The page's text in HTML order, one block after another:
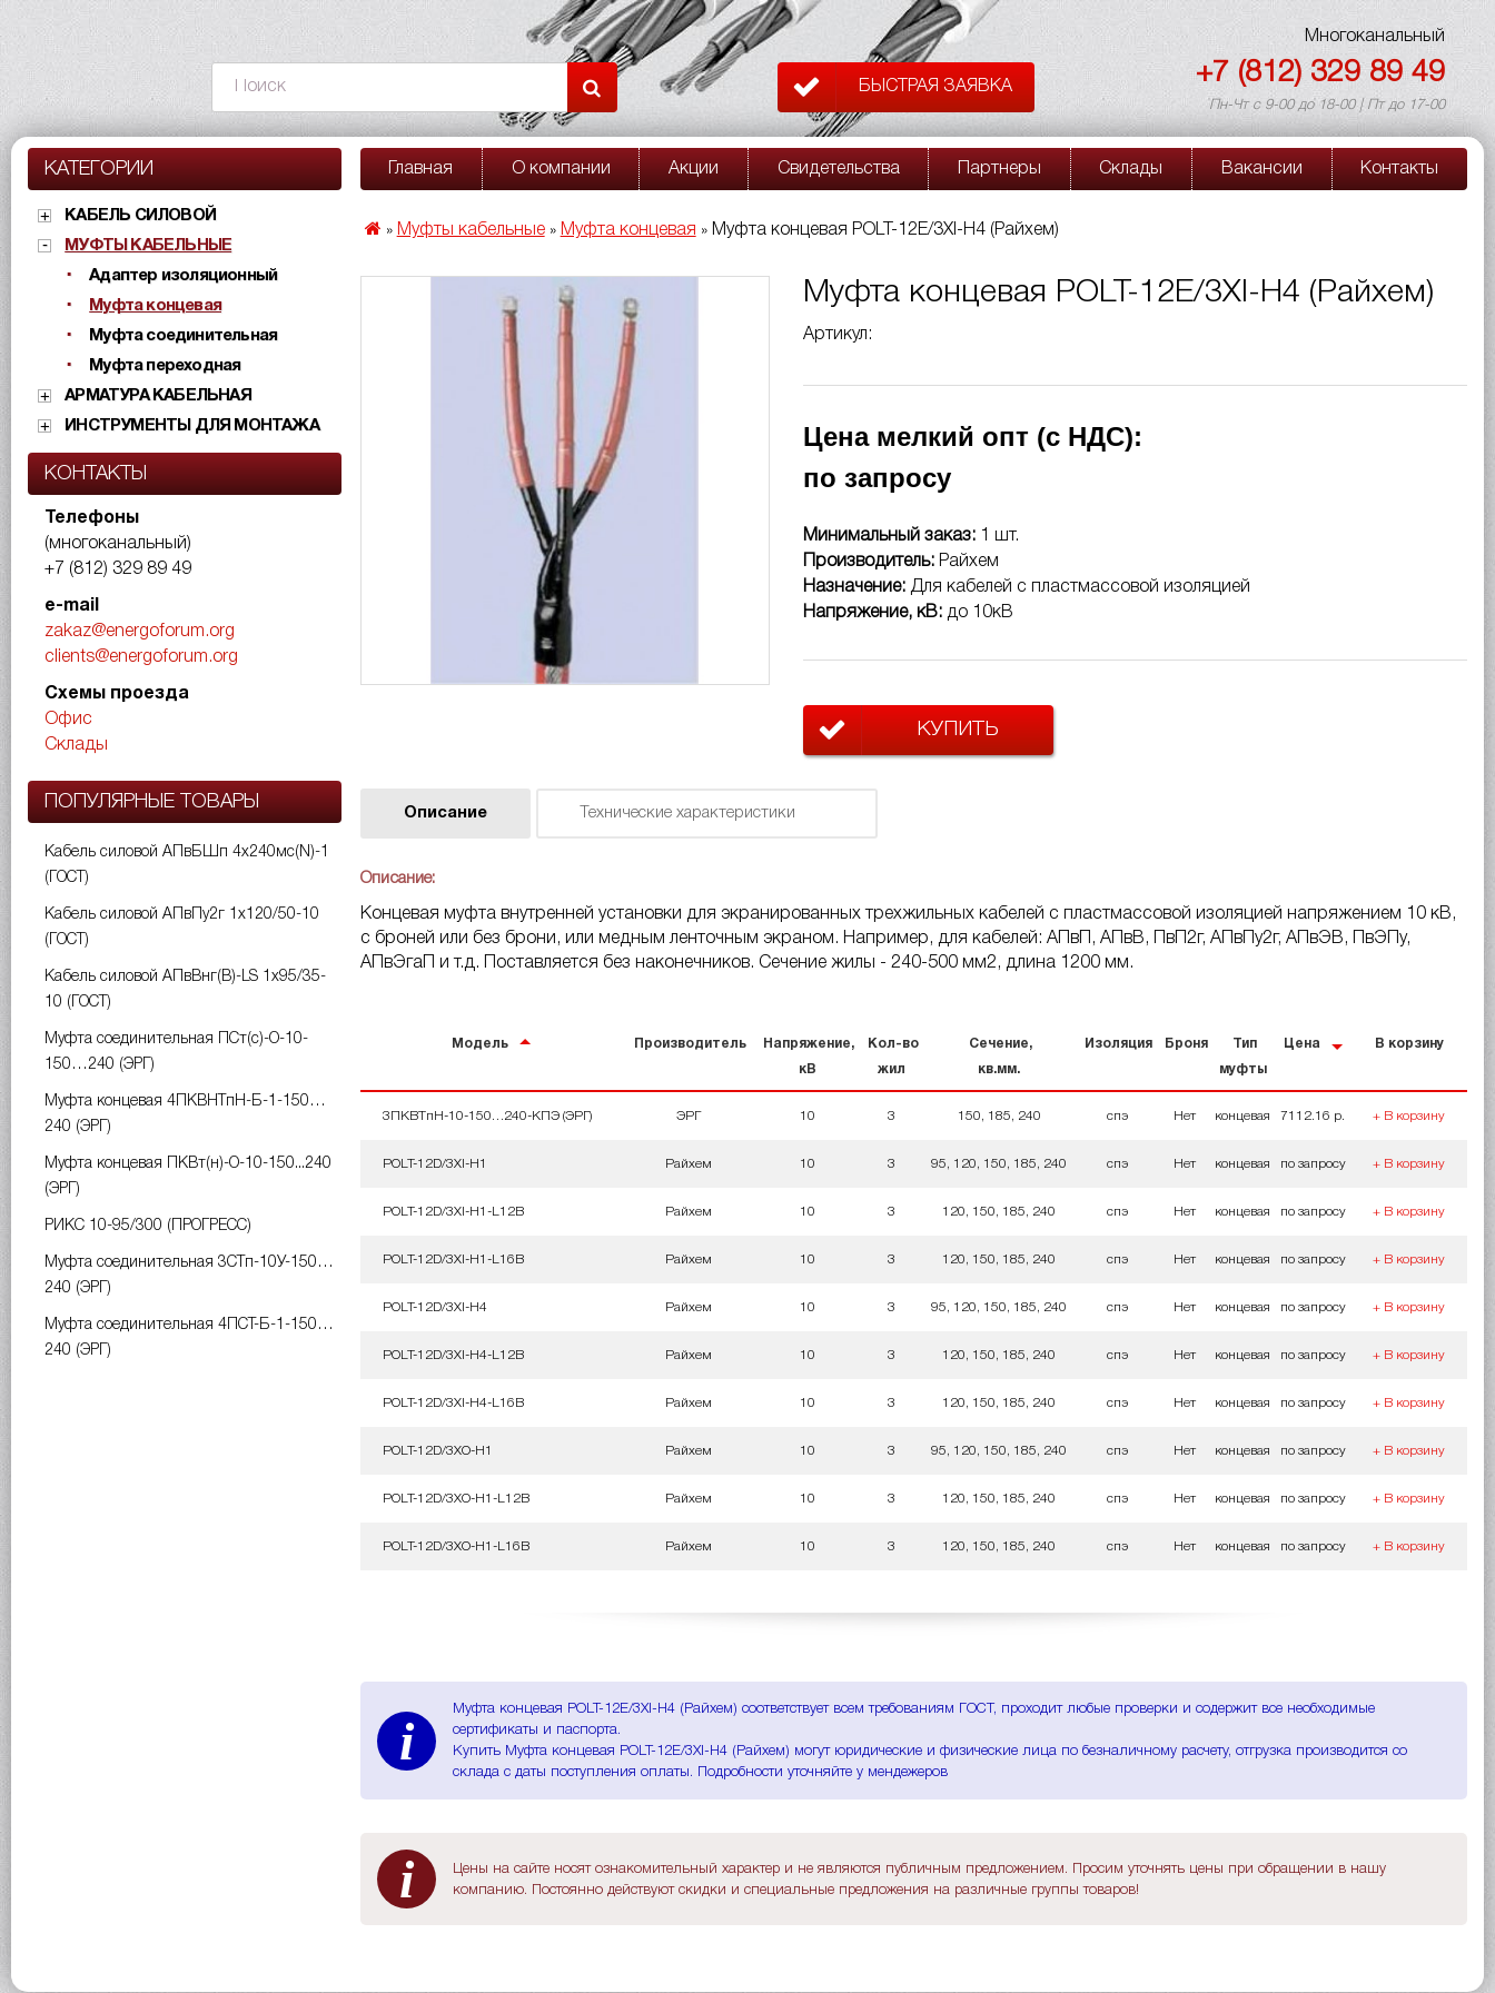
БЫСТРАЯ ЗАЯВКА
Многоканальный
+7 (812) 329 89 49
Пн-Чт с 9-00 до 18-00 | Пт до 17-00
КАТЕГОРИИ
КАБЕЛЬ СИЛОВОЙ
МУФТЫ КАБЕЛЬНЫЕ
Адаптер изоляционный
Муфта концевая
Муфта соединительная
Муфта переходная
АРМАТУРА КАБЕЛЬНАЯ
ИНСТРУМЕНТЫ ДЛЯ МОНТАЖА
КОНТАКТЫ
Телефоны
(многоканальный)
+7 (812) 329 89 49
e-mail
zakaz@energoforum.org
clients@energoforum.org
Схемы проезда
Офис
Склады
ПОПУЛЯРНЫЕ ТОВАРЫ
Кабель силовой АПвБШп 4х240мс(N)-1
(ГОСТ)
Кабель силовой АПвПу2г 1х120/50-10
(ГОСТ)
Кабель силовой АПвВнг(B)-LS 1х95/35-
10 (ГОСТ)
Муфта соединительная ПСт(с)-О-10-
150…240 (ЭРГ)
Муфта концевая 4ПКВНТпН-Б-1-150…
240 (ЭРГ)
Муфта концевая ПКВт(н)-О-10-150...240
(ЭРГ)
РИКС 10-95/300 (ПРОГРЕСС)
Муфта соединительная 3СТп-10У-150…
240 (ЭРГ)
Муфта соединительная 4ПСТ-Б-1-150…
240 (ЭРГ)
Главная О компании Акции Свидетельства Партнеры Склады Вакансии Контакты
» Муфты кабельные» Муфта концевая » Муфта концевая POLT-12E/3XI-H4 (Райхем)
Муфта концевая POLT-12E/3XI-H4 (Райхем)
Артикул:
Цена мелкий опт (с НДС):
по запросу
Минимальный заказ: 1 шт.
Производитель: Райхем
Назначение: Для кабелей с пластмассовой изоляцией
Напряжение, кВ: до 10кВ
КУПИТЬ
Описание Технические характеристики
Описание:
Концевая муфта внутренней установки для экранированных трехжильных кабелей с пластмассовой изоляцией напряжением 10 кВ,
с броней или без брони, или медным ленточным экраном. Например, для кабелей: АПвП, АПвВ, ПвП2г, АПвПу2г, АПвЭВ, ПвЭПу,
АПвЭгаП и т.д. Поставляется без наконечников. Сечение жилы - 240-500 мм2, длина 1200 мм.
Модель Производитель Напряжение,
кВ
Кол-во
жил
Сечение,
кв.мм.
Изоляция Броня Тип
муфты
Цена В корзину
3ПКВТпН-10-150…240-КПЭ (ЭРГ) ЭРГ 10 3 150, 185, 240 спэ Нет концевая 7112.16 р. + В корзину
POLT-12D/3XI-H1 Райхем 10 3 95, 120, 150, 185, 240 спэ Нет концевая по запросу + В корзину
POLT-12D/3XI-H1-L12B Райхем 10 3 120, 150, 185, 240 спэ Нет концевая по запросу + В корзину
POLT-12D/3XI-H1-L16B Райхем 10 3 120, 150, 185, 240 спэ Нет концевая по запросу + В корзину
POLT-12D/3XI-H4 Райхем 10 3 95, 120, 150, 185, 240 спэ Нет концевая по запросу + В корзину
POLT-12D/3XI-H4-L12B Райхем 10 3 120, 150, 185, 240 спэ Нет концевая по запросу + В корзину
POLT-12D/3XI-H4-L16B Райхем 10 3 120, 150, 185, 240 спэ Нет концевая по запросу + В корзину
POLT-12D/3XO-H1 Райхем 10 3 95, 120, 150, 185, 240 спэ Нет концевая по запросу + В корзину
POLT-12D/3XO-H1-L12B Райхем 10 3 120, 150, 185, 240 спэ Нет концевая по запросу + В корзину
POLT-12D/3XO-H1-L16B Райхем 10 3 120, 150, 185, 240 спэ Нет концевая по запросу + В корзину
i
Муфта концевая POLT-12E/3XI-H4 (Райхем) соответствует всем требованиям ГОСТ, проходит любые проверки и содержит все необходимые
сертификаты и паспорта.
Купить Муфта концевая POLT-12E/3XI-H4 (Райхем) могут юридические и физические лица по безналичному расчету, отгрузка производится со
склада с даты поступления оплаты. Подробности уточняйте у мендежеров
i
Цены на сайте носят ознакомительный характер и не являются публичным предложением. Просим уточнять цены при обращении в нашу
компанию. Постоянно действуют скидки и специальные предложения на различные группы товаров!